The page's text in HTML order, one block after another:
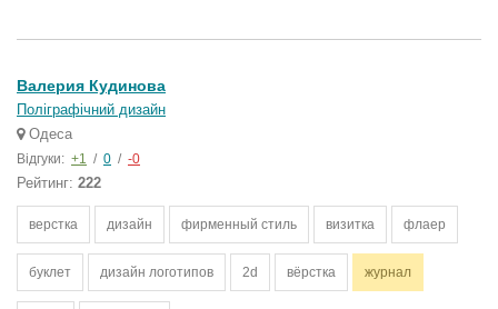
Валерия Кудинова
Поліграфічний дизайн
Одеса
Відгуки: +1 / 0 / -0
Рейтинг: 222
верстка дизайн фирменный стиль визитка флаер
буклет дизайн логотипов 2d вёрстка журнал